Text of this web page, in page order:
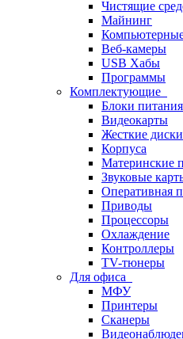
Чистящие
Майнинг
Веб-камеры
USB Хабы
Программы
Комплектующие
Блоки питания
Видеокарты
Жесткие диски
Корпуса
Материнские
Звуковые
Оперативная
Приводы
Процессоры
Охлаждение
Контроллеры
TV-тюнеры
Для офиса
МФУ
Принтеры
Сканеры